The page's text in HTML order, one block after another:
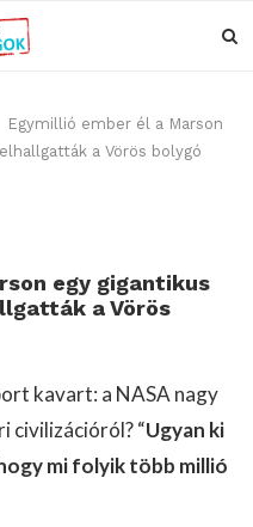
Egymillió ember él a Marson
a Vörös bolygó
egy gigantikus
a Vörös
kavart: a NASA nagy
civilizációról? “Ugyan ki
mi folyik több millió